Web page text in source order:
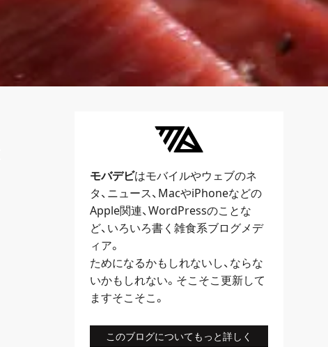
モバデビはモバイルやウェブのネ
タ、 ニュース、 MacやiPhoneなどの
Apple関連、WordPressのことな
ど、いろいろ書く雑食系ブログメデ
ィア。
ためになるかもしれないし、ならな
いかもしれない。そこそこ更新して
ますそこそこ。
このブログについてもっと詳しく